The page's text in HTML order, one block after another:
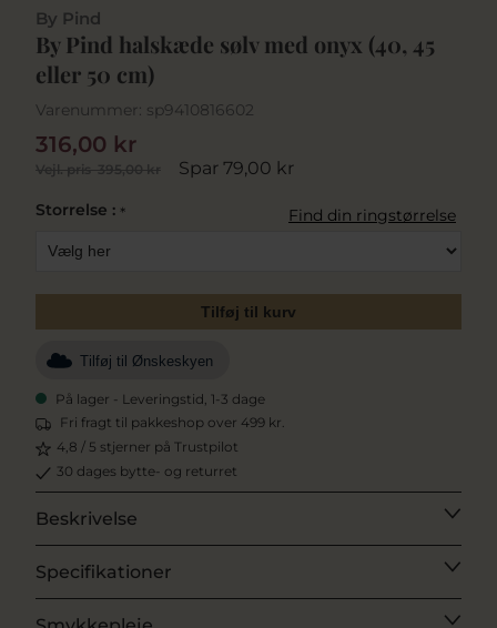
By Pind
By Pind halskæde sølv med onyx (40, 45
eller 50 cm)
Varenummer: sp9410816602
Vejl. pris395,00 kr Spar 79,00 kr
316,00 kr
Storrelse : * Find din ringstørrelse
Tilføj til kurv
Tilføj til Ønskeskyen
På lager - Leveringstid, 1-3 dage
Fri fragt til pakkeshop over 499 kr.
4,8 / 5 stjerner på Trustpilot
30 dages bytte- og returret
Beskrivelse
Specifikationer